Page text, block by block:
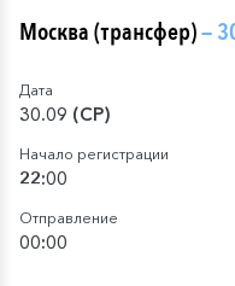
Москва (трансфер)—
Дата
30.09 (СР)
Начало регистрации
22:00
Отправление
00:00